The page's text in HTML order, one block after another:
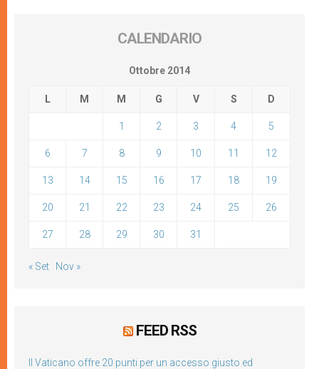
CALENDARIO
Ottobre 2014
L M M G V S D
1 2 3 4 5
6 7 8 9 10 11 12
13 14 15 16 17 18 19
20 21 22 23 24 25 26
27 28 29 30 31
« Set Nov »
FEED RSS
Il Vaticano offre 20 punti per un accesso giusto ed